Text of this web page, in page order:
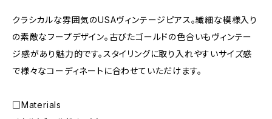
クラシカルな雰囲気のUSAヴィンテージピアス。繊細な模様入り
の素敵なフープデザイン。古びたゴールドの色合いもヴィンテー
ジ感があり魅力的です。スタイリングに取り入れやすいサイズ感
で様々なコーディネートに合わせていただけます。
□Materials